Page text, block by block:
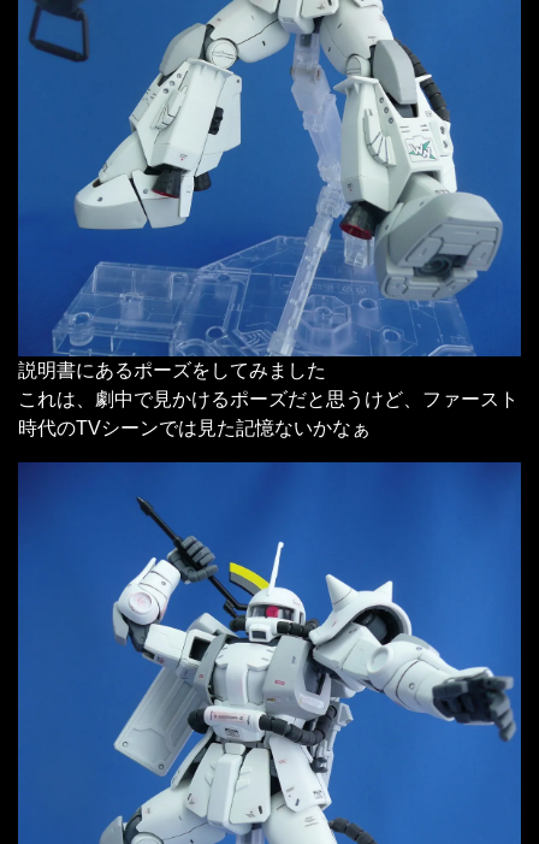
説明書にあるポーズをしてみました
これは、劇中で見かけるポーズだと思うけど、ファースト
時代のTVシーンでは見た記憶ないかなぁ